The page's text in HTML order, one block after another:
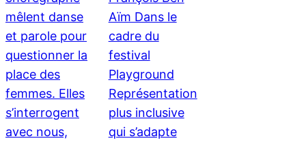
mêlent danse
et parole pour
questionner la
place des
femmes. Elles
s’interrogent
avec nous,
Aïm Dans le
cadre du
festival
Playground
Représentation
plus inclusive
qui s’adapte